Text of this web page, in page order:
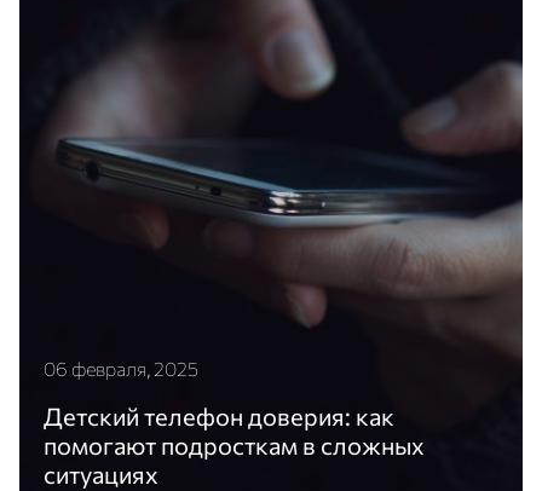
06 февраля, 2025
Детский телефон доверия: как
помогают подросткам в сложных
ситуациях